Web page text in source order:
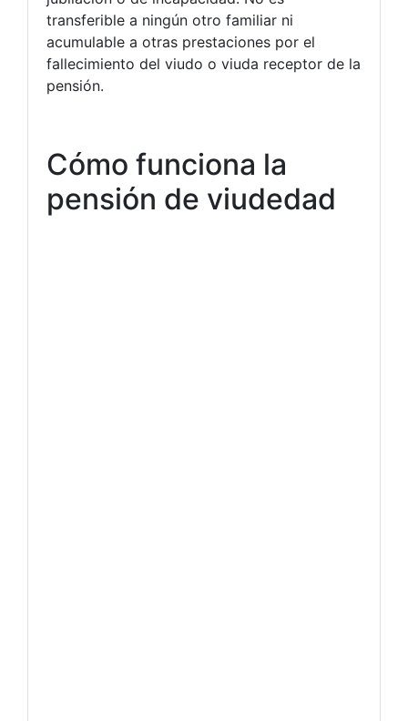
transferible a ningún otro familiar ni
acumulable a otras prestaciones por el
fallecimiento del viudo o viuda receptor de la
pensión.
Cómo funciona la
pensión de viudedad